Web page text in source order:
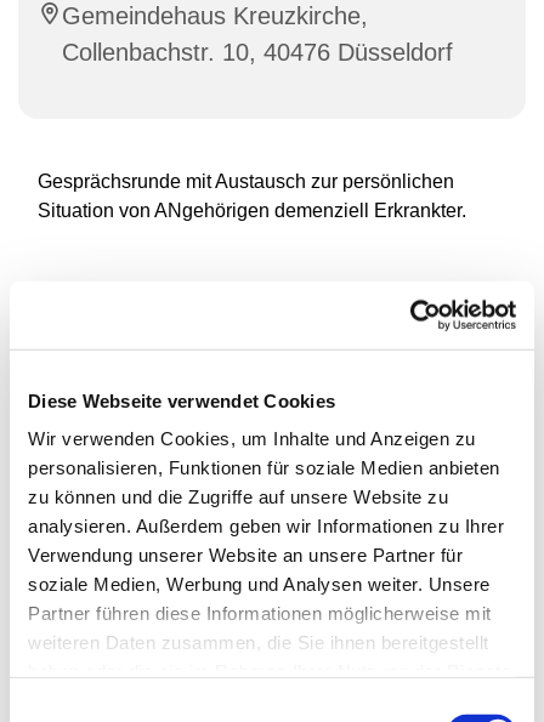
Diese Webseite verwendet Cookies
Wir verwenden Cookies, um Inhalte und Anzeigen zu
personalisieren, Funktionen für soziale Medien anbieten
zu können und die Zugriffe auf unsere Website zu
analysieren. Außerdem geben wir Informationen zu Ihrer
Verwendung unserer Website an unsere Partner für
soziale Medien, Werbung und Analysen weiter. Unsere
Partner führen diese Informationen möglicherweise mit
weiteren Daten zusammen, die Sie ihnen bereitgestellt
Gemeindehaus Kreuzkirche,
Collenbachstr. 10, 40476 Düsseldorf
Gesprächsrunde mit Austausch zur persönlichen
Situation von ANgehörigen demenziell Erkrankter.